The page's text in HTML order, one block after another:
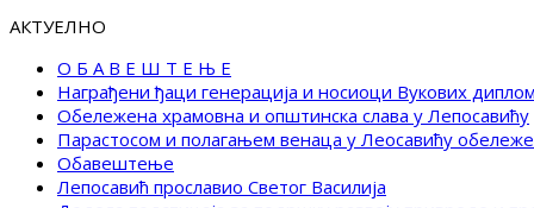
АКТУЕЛНО
О Б А В Е Ш Т Е Њ Е
Награђени ђаци генерација и носиоци Вукових
Обележена храмовна и општинска слава у Лепосавићу
Парастосом и полагањем венаца у Леосавићу
Обавештење
Лепосавић прославио Светог Василија